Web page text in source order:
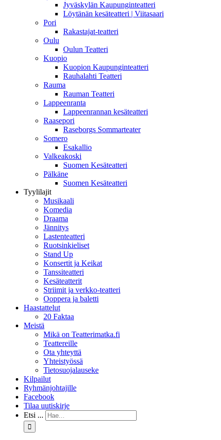
Jyväskylän Kaupunginteatteri
Löytänän kesäteatteri | Viitasaari
Pori
Rakastajat-teatteri
Oulu
Oulun Teatteri
Kuopio
Kuopion Kaupunginteatteri
Rauhalahti Teatteri
Rauma
Rauman Teatteri
Lappeenranta
Lappeenrannan kesäteatteri
Raasepori
Raseborgs Sommarteater
Somero
Esakallio
Valkeakoski
Suomen Kesäteatteri
Pälkäne
Suomen Kesäteatteri
Tyylilajit
Musikaali
Komedia
Draama
Jännitys
Lastenteatteri
Ruotsinkieliset
Stand Up
Konsertit ja Keikat
Tanssiteatteri
Kesäteatterit
Striimit ja verkko-teatteri
Ooppera ja baletti
Haastattelut
20 Faktaa
Meistä
Mikä on Teatterimatka.fi
Teattereille
Ota yhteyttä
Yhteistyössä
Tietosuojalauseke
Kilpailut
Ryhmänjohtajille
Facebook
Tilaa uutiskirje
Etsi ...